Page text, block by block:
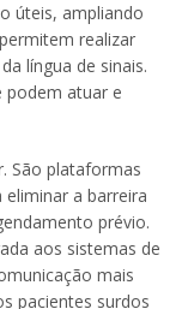
úteis, ampliando
realizar
língua de sinais.
podem atuar e
São plataformas
a barreira
prévio.
aos sistemas de
mais
pacientes surdos